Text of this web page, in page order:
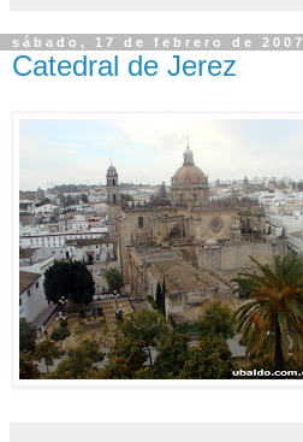
sábado, 17 de febrero de 2007
Catedral de Jerez